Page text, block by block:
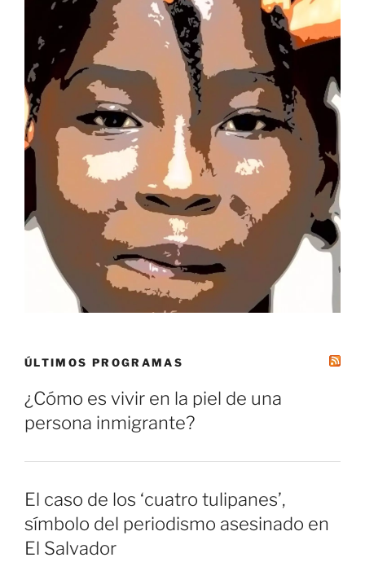
ÚLTIMOS PROGRAMAS
¿Cómo es vivir en la piel de una
persona inmigrante?
El caso de los ‘cuatro tulipanes’,
símbolo del periodismo asesinado en
El Salvador